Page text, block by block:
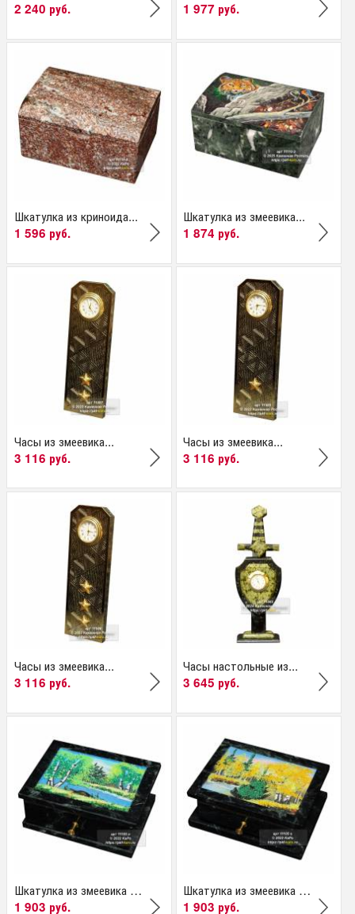
2 240 руб.
1 977 руб.
Шкатулка из криноида...
1 596 руб.
Шкатулка из змеевика...
1 874 руб.
Часы из змеевика...
3 116 руб.
Часы из змеевика...
3 116 руб.
Часы из змеевика...
3 116 руб.
Часы настольные из...
3 645 руб.
Шкатулка из змеевика с...
1 903 руб.
Шкатулка из змеевика с...
1 903 руб.